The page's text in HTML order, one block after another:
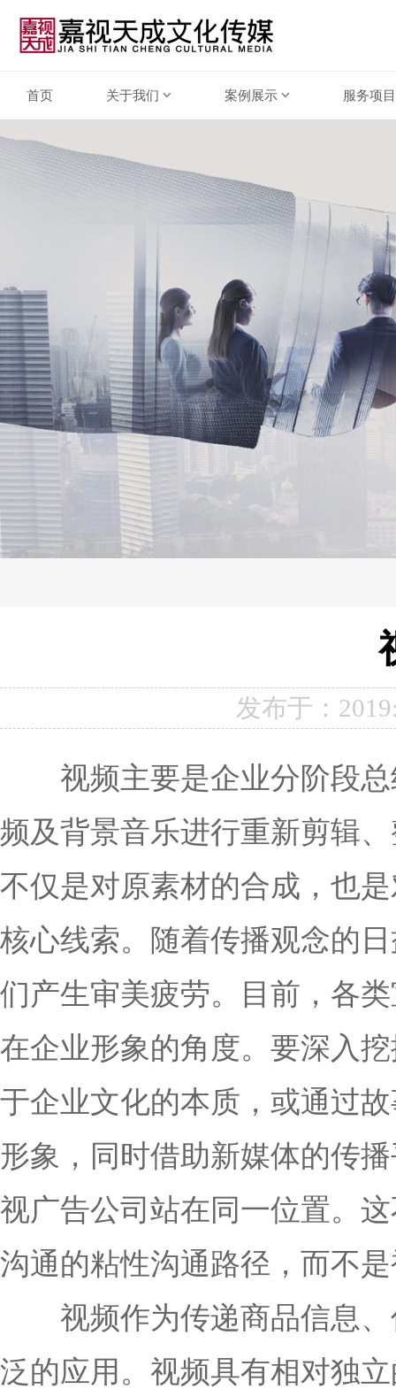
首页 关于我们 案例展示 服务项目
发布于：
视频主要是企业分阶段总
频及背景音乐进行重新剪辑
不仅是对原素材的合成，也
核心线索。随着传播观念的
们产生审美疲劳。目前，各
在企业形象的角度。要深入
于企业文化的本质，或通过
形象，同时借助新媒体的传
视广告公司站在同一位置。
沟通的粘性沟通路径，而不
视频作为传递商品信息、
泛的应用。视频具有相对独